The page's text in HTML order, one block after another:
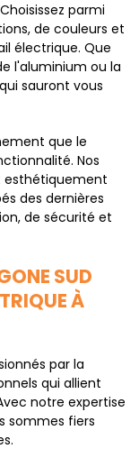
parmi
de couleurs et
électrique. Que
l'aluminium ou la
sauront vous
que le
Nos
esthétiquement
des dernières
de sécurité et
SUD
À
par la
qui allient
notre expertise
sommes fiers